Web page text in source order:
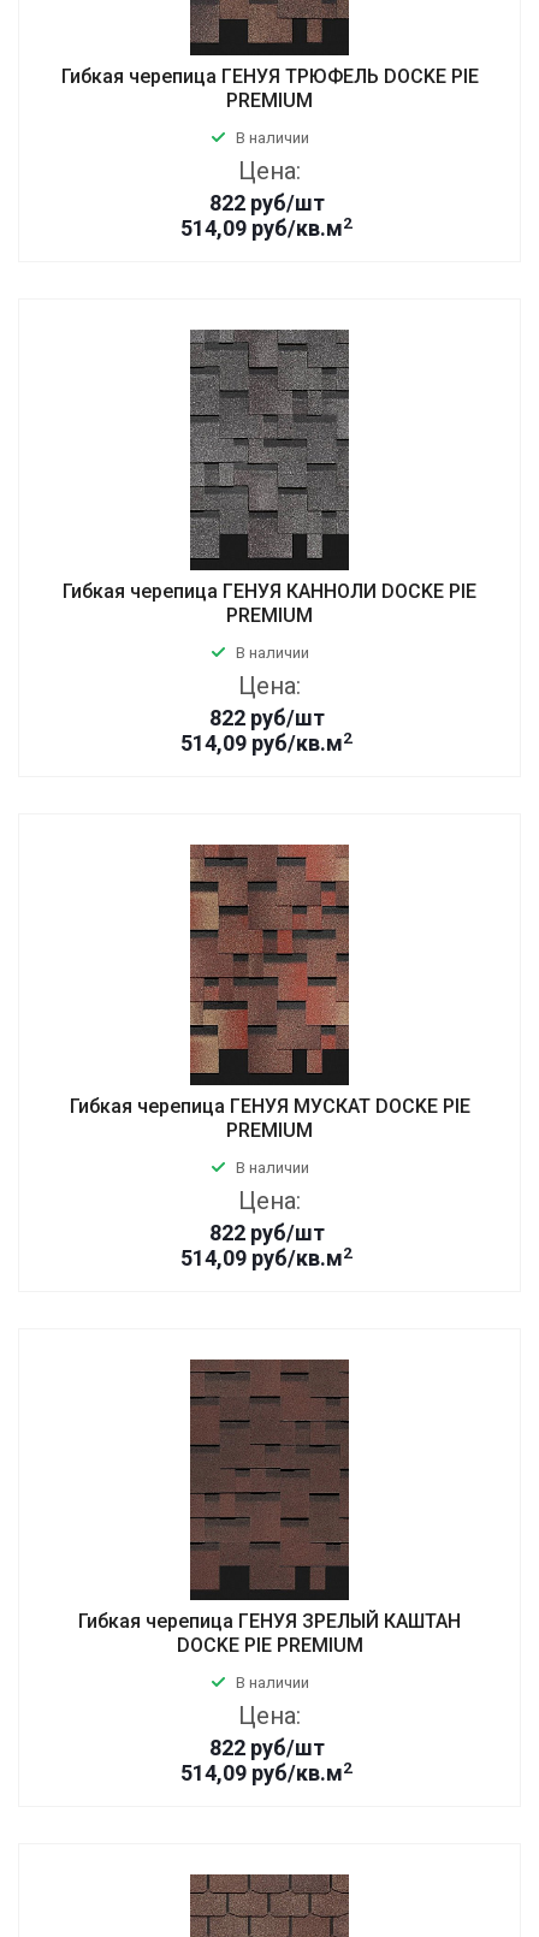
Гибкая черепица ГЕНУЯ ТРЮФЕЛЬ DOCKE PIE
PREMIUM
В наличии
Цена:
822 руб/шт
514,09 руб/кв.м2
Гибкая черепица ГЕНУЯ КАННОЛИ DOCKE PIE
PREMIUM
В наличии
Цена:
822 руб/шт
514,09 руб/кв.м2
Гибкая черепица ГЕНУЯ МУСКАТ DOCKE PIE
PREMIUM
В наличии
Цена:
822 руб/шт
514,09 руб/кв.м2
Гибкая черепица ГЕНУЯ ЗРЕЛЫЙ КАШТАН
DOCKE PIE PREMIUM
В наличии
Цена:
822 руб/шт
514,09 руб/кв.м2